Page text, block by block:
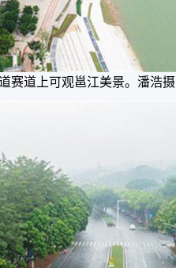
赛道上可观邕江美景。潘浩摄